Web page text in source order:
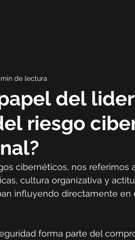
del
riesgo
de lectura
cibernéticos, nos referimos
cultura organizativa y
influyendo directamente en
forma parte del